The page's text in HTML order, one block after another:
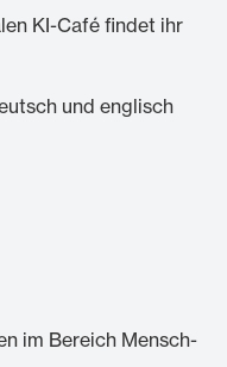
KI-Café findet ihr
und englisch
im Bereich Mensch-